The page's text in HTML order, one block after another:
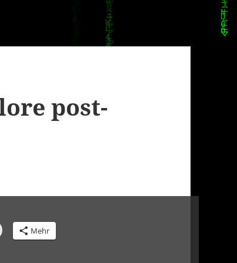
post-
Mehr